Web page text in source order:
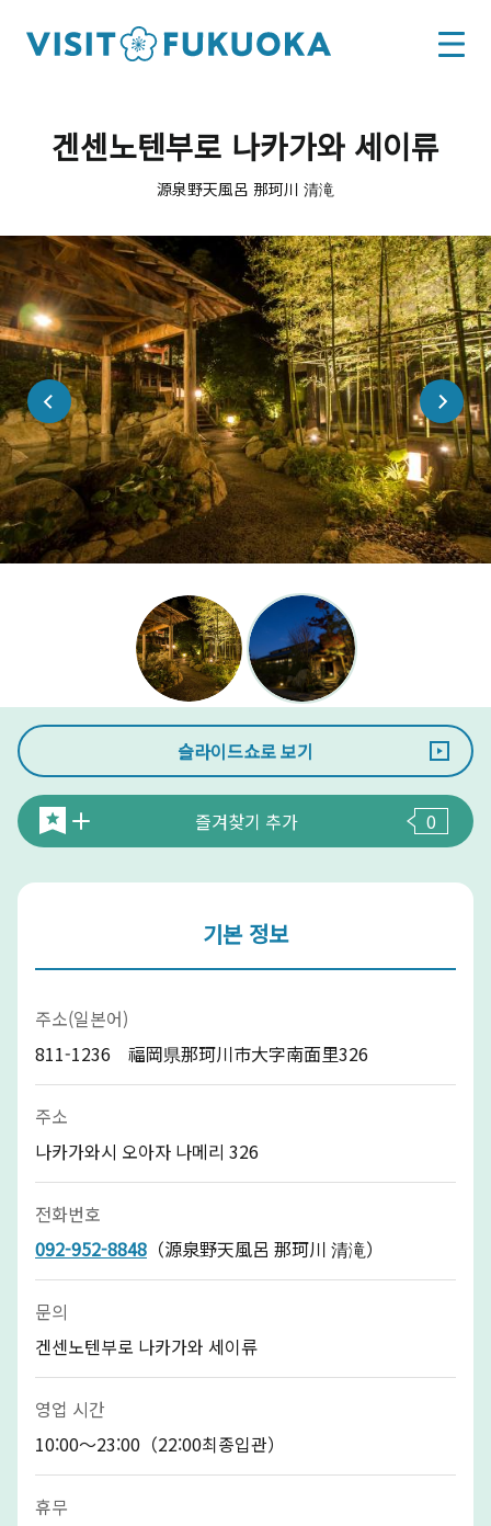
겐센노텐부로 나카가와 세이류
源泉野天風呂 那珂川 清滝
슬라이드쇼로 보기
즐겨찾기 추가 0
기본 정보
주소(일본어)
811-1236 福岡県那珂川市大字南面里326
주소
나카가와시 오아자 나메리 326
전화번호
092-952-8848 （源泉野天風呂 那珂川 清滝）
문의
겐센노텐부로 나카가와 세이류
영업 시간
10:00〜23:00（22:00최종입관）
휴무